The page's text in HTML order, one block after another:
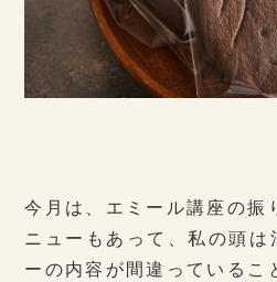
今月は、エミール講座の振
ニューもあって、私の頭
ーの内容が間違っているこ